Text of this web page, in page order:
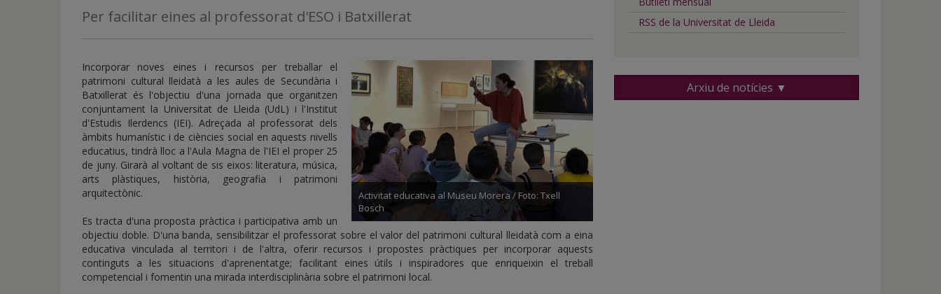
inicio
Per facilitar eines al professorat d'ESO i Batxillerat
Activitat educativa al Museu Morera / Foto: Txell
Bosch
Incorporar noves eines i recursos per treballar el
patrimoni cultural lleidatà a les aules de Secundària i
Batxillerat és l'objectiu d'una jornada que organitzen
conjuntament la Universitat de Lleida (UdL) i l'Institut
d'Estudis Ilerdencs (IEI). Adreçada al professorat dels
àmbits humanístic i de ciències social en aquests nivells
educatius, tindrà lloc a l'Aula Magna de l'IEI el proper 25
de juny. Girarà al voltant de sis eixos: literatura, música,
arts plàstiques, història, geografia i patrimoni
arquitectònic.
Es tracta d'una proposta pràctica i participativa amb un
objectiu doble. D'una banda, sensibilitzar el professorat sobre el valor del patrimoni cultural lleidatà com a eina
educativa vinculada al territori i de l'altra, oferir recursos i propostes pràctiques per incorporar aquests
continguts a les situacions d'aprenentatge; facilitant eines útils i inspiradores que enriqueixin el treball
competencial i fomentin una mirada interdisciplinària sobre el patrimoni local.
RSS de la Universitat de Lleida
Arxiu de notícies ▼